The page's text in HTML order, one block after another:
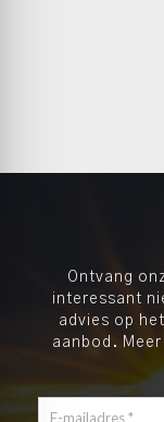
Ontvang
interessant
advies op
aanbod.